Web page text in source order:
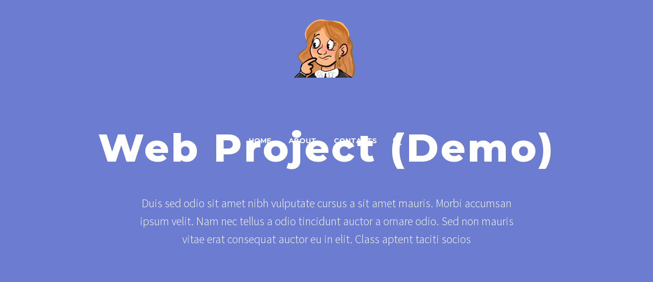
HOME ABOUT CONTACTS
Web Project (Demo)
Duis sed odio sit amet nibh vulputate cursus a sit amet mauris. Morbi accumsan
ipsum velit. Nam nec tellus a odio tincidunt auctor a ornare odio. Sed non mauris
vitae erat consequat auctor eu in elit. Class aptent taciti socios